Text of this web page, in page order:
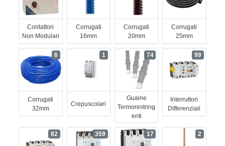
Contattori
Non Modulari
Corrugati
16mm
Corrugati
20mm
Corrugati
25mm
Corrugati
32mm
6
Crepuscolari
1
Guaine
Termorestring
Enti
74
Interruttori
Differenziali
99
82 359 17 2